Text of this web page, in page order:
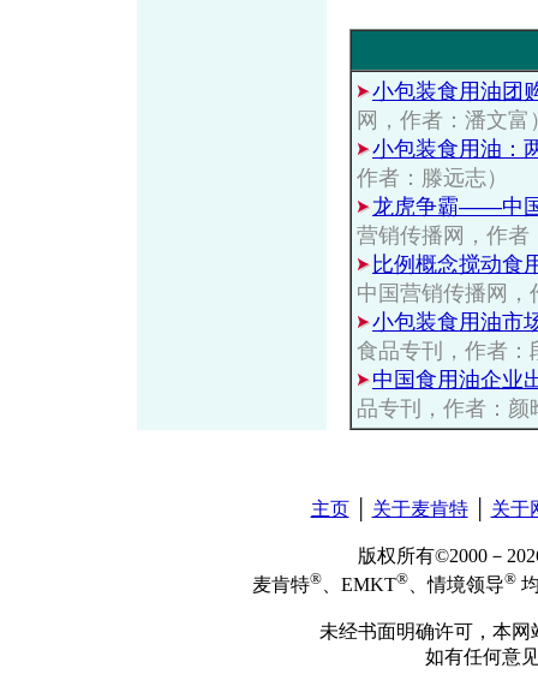
小包装食用油团
网，作者：潘文富
小包装食用油：
作者：滕远志）
龙虎争霸——中
营销传播网，作者
比例概念搅动食
中国营销传播网，
小包装食用油市
食品专刊，作者：
中国食用油企业
品专刊，作者：颜
主页│ 关于麦肯特│ 关于
版权所有©2000－
麦肯特® 、EMKT® 、情境领导®
未经书面明确许可，本
如有任何意